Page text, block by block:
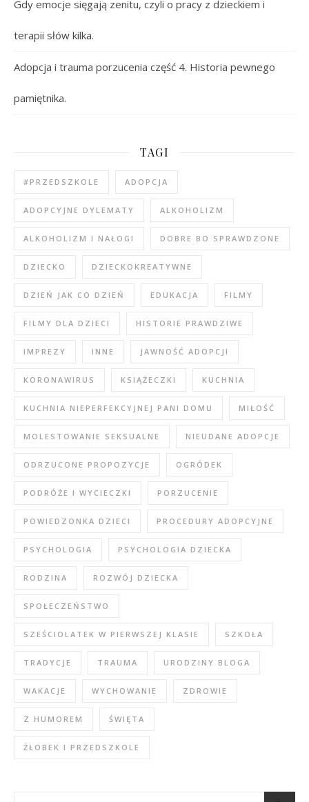
Gdy emocje sięgają zenitu, czyli o pracy z dzieckiem i
terapii słów kilka.
Adopcja i trauma porzucenia część 4. Historia pewnego
pamiętnika.
TAGI
#PRZEDSZKOLE ADOPCJA
ADOPCYJNE DYLEMATY ALKOHOLIZM
ALKOHOLIZM I NAŁOGI DOBRE BO SPRAWDZONE
DZIECKO DZIECKOKREATYWNE
DZIEŃ JAK CO DZIEŃ EDUKACJA FILMY
FILMY DLA DZIECI HISTORIE PRAWDZIWE
IMPREZY INNE JAWNOŚĆ ADOPCJI
KORONAWIRUS KSIĄŻECZKI KUCHNIA
KUCHNIA NIEPERFEKCYJNEJ PANI DOMU MIŁOŚĆ
MOLESTOWANIE SEKSUALNE NIEUDANE ADOPCJE
ODRZUCONE PROPOZYCJE OGRÓDEK
PODRÓŻE I WYCIECZKI PORZUCENIE
POWIEDZONKA DZIECI PROCEDURY ADOPCYJNE
PSYCHOLOGIA PSYCHOLOGIA DZIECKA
RODZINA ROZWÓJ DZIECKA
SPOŁECZEŃSTWO
SZEŚCIOLATEK W PIERWSZEJ KLASIE SZKOŁA
TRADYCJE TRAUMA URODZINY BLOGA
WAKACJE WYCHOWANIE ZDROWIE
Z HUMOREM ŚWIĘTA
ŻŁOBEK I PRZEDSZKOLE